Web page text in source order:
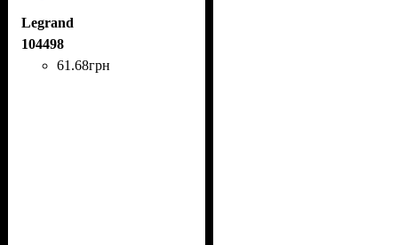
Legrand
104498
61 .68грн